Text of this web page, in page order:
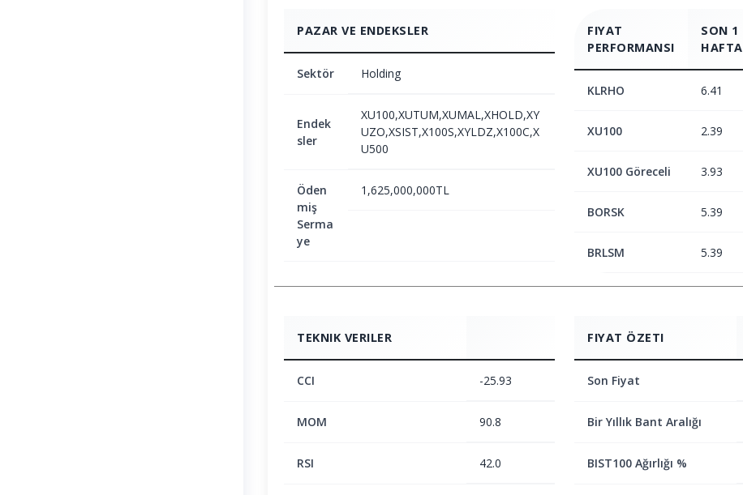
PAZAR VE ENDEKSLER
Sektör Holding
Endek
sler
XU100,XUTUM,XUMAL,XHOLD,XY
UZO,XSIST,X100S,XYLDZ,X100C,X
U500
Öden
miş
Serma
ye
1,625,000,000TL
FIYAT
PERFORMANSI
SON 1
HAFTA
KLRHO 6.41
XU100 2.39
XU100 Göreceli 3.93
BORSK 5.39
BRLSM 5.39
TEKNIK VERILER
CCI -25.93
MOM 90.8
RSI 42.0
FIYAT ÖZETI
Son Fiyat
Bir Yıllık Bant Aralığı
BIST100 Ağırlığı %